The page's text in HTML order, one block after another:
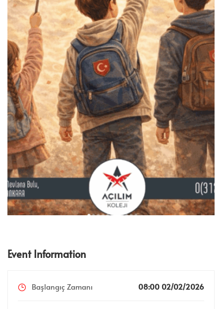
Event Information
Başlangıç Zamanı 08:00 02/02/2026